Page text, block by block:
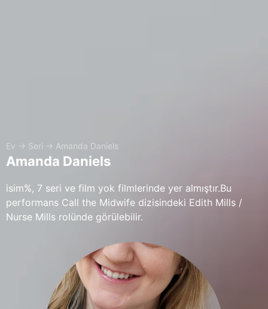
Ev → Seri → Amanda Daniels
Amanda Daniels
isim%, 7 seri ve film yok filmlerinde yer almıştır.Bu
performans Call the Midwife dizisindeki Edith Mills /
Nurse Mills rolünde görülebilir.